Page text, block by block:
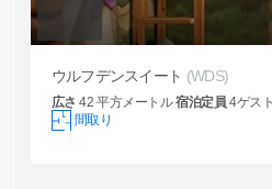
ウルフデンスイート (WDS)
広さ 42 平方メートル宿泊定員 4ゲスト
間取り